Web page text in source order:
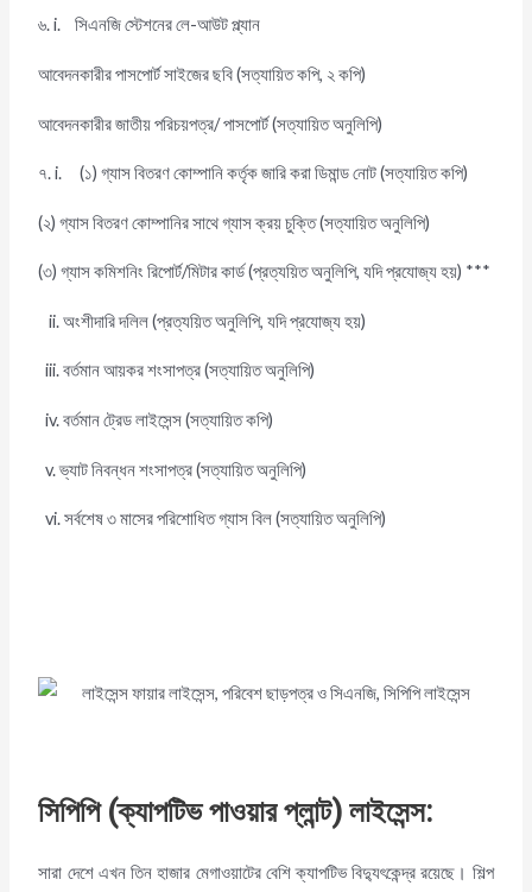
৬. i. সিএনজি স্টেশনের লে-আউট প্ল্যান
আবেদনকারীর পাসপোর্ট সাইজের ছবি (সত্যায়িত কপি, ২ কপি)
আবেদনকারীর জাতীয় পরিচয়পত্র/ পাসপোর্ট (সত্যায়িত অনুলিপি)
৭. i. (১) গ্যাস বিতরণ কোম্পানি কর্তৃক জারি করা ডিমান্ড নোট (সত্যায়িত কপি)
(২) গ্যাস বিতরণ কোম্পানির সাথে গ্যাস ক্রয় চুক্তি (সত্যায়িত অনুলিপি)
(৩) গ্যাস কমিশনিং রিপোর্ট/মিটার কার্ড (প্রত্যয়িত অনুলিপি, যদি প্রযোজ্য হয়) ***
ii. অংশীদারি দলিল (প্রত্যয়িত অনুলিপি, যদি প্রযোজ্য হয়)
iii. বর্তমান আয়কর শংসাপত্র (সত্যায়িত অনুলিপি)
iv. বর্তমান ট্রেড লাইসেন্স (সত্যায়িত কপি)
v. ভ্যাট নিবন্ধন শংসাপত্র (সত্যায়িত অনুলিপি)
vi. সর্বশেষ ৩ মাসের পরিশোধিত গ্যাস বিল (সত্যায়িত অনুলিপি)
সিপিপি(ক্যাপটিভ পাওয়ার প্লান্ট) লাইসেন্স:
সারা দেশে এখন তিন হাজার মেগাওয়াটের বেশি ক্যাপটিভ বিদ্যুৎকেন্দ্র রয়েছে। শিল্প